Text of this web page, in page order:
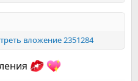
вложение 2351284